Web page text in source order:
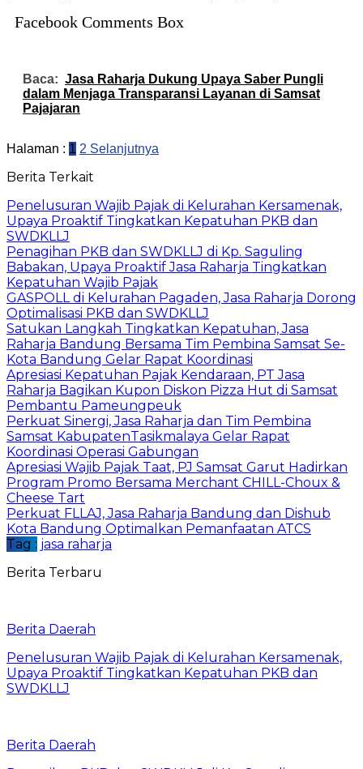
Facebook Comments Box
Baca: Jasa Raharja Dukung Upaya Saber Pungli
dalam Menjaga Transparansi Layanan di Samsat
Pajajaran
Halaman : 1 2 Selanjutnya
Berita Terkait
Penelusuran Wajib Pajak di Kelurahan Kersamenak,
Upaya Proaktif Tingkatkan Kepatuhan PKB dan
SWDKLLJ
Penagihan PKB dan SWDKLLJ di Kp. Saguling
Babakan, Upaya Proaktif Jasa Raharja Tingkatkan
Kepatuhan Wajib Pajak
GASPOLL di Kelurahan Pagaden, Jasa Raharja Dorong
Optimalisasi PKB dan SWDKLLJ
Satukan Langkah Tingkatkan Kepatuhan, Jasa
Raharja Bandung Bersama Tim Pembina Samsat Se-
Kota Bandung Gelar Rapat Koordinasi
Apresiasi Kepatuhan Pajak Kendaraan, PT Jasa
Raharja Bagikan Kupon Diskon Pizza Hut di Samsat
Pembantu Pameungpeuk
Perkuat Sinergi, Jasa Raharja dan Tim Pembina
Samsat KabupatenTasikmalaya Gelar Rapat
Koordinasi Operasi Gabungan
Apresiasi Wajib Pajak Taat, PJ Samsat Garut Hadirkan
Program Promo Bersama Merchant CHILL-Choux &
Cheese Tart
Perkuat FLLAJ, Jasa Raharja Bandung dan Dishub
Kota Bandung Optimalkan Pemanfaatan ATCS
Tag : jasa raharja
Berita Terbaru
Berita Daerah
Penelusuran Wajib Pajak di Kelurahan Kersamenak,
Upaya Proaktif Tingkatkan Kepatuhan PKB dan
SWDKLLJ
Berita Daerah